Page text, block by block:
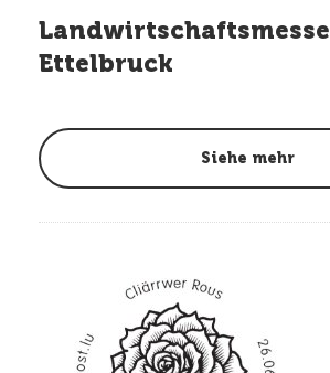
Landwirtschaftsmesse
Ettelbruck
Siehe mehr